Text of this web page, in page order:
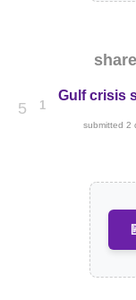
share
5 1
Gulf crisis
submitted2